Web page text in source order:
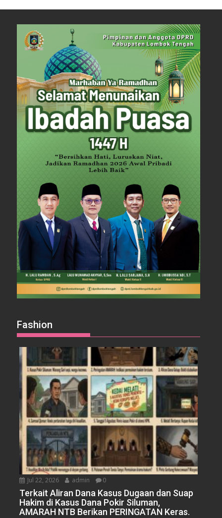
Fashion
Jul 22, 2026 admin 0
Terkait Aliran Dana Kasus Dugaan dan Suap
Hakim di Kasus Dana Pokir Siluman,
AMARAH NTB Berikan PERINGATAN Keras.